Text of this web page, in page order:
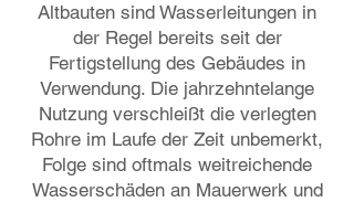
Altbauten sind Wasserleitungen in
der Regel bereits seit der
Fertigstellung des Gebäudes in
Verwendung. Die jahrzehntelange
Nutzung verschleißt die verlegten
Rohre im Laufe der Zeit unbemerkt,
Folge sind oftmals weitreichende
Wasserschäden an Mauerwerk und